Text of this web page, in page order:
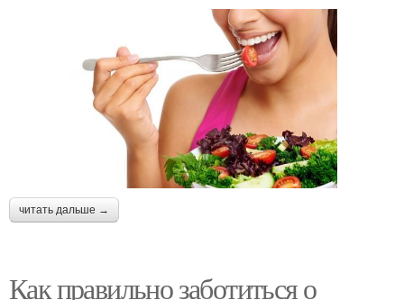
читать дальше →
Как правильно заботиться о